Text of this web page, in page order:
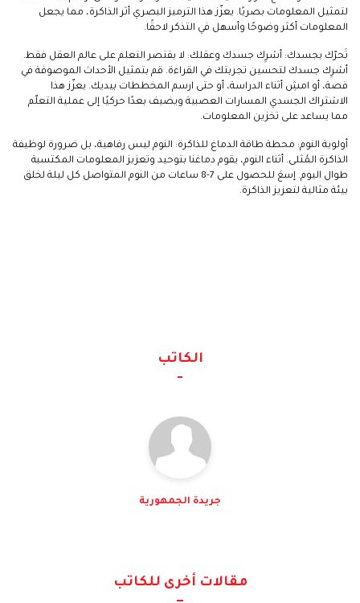
لتمثيل المعلومات بصريًا. يعزّز هذا الترميز البصري أثر الذاكرة، مما يجعل
المعلومات أكثر وضوحًا وأسهل في التذكر لاحقًا.
تَحرّك بجسدك: أشرِك جسدك وعقلك: لا يقتصر التعلم على عالم العقل فقط.
أشرِك جسدك لتحسين تجربتك في القراءة. قم بتمثيل الأحداث الموصوفة في
قصة، أو امشِ أثناء الدراسة، أو حتى ارسم المخططات بيديك. يعزّز هذا
الاشتراك الجسدي المسارات العصبية ويضيف بعدًا حركيًا إلى عملية التعلّم
مما يساعد على تخزين المعلومات.
أولوية النوم: محطة طاقة الدماغ للذاكرة: النوم ليس رفاهية، بل ضرورة لوظيفة
الذاكرة المُثلى. أثناء النوم، يقوم دماغنا بتوحيد وتعزيز المعلومات المكتسبة
طوال اليوم. إسعَ للحصول على 7-8 ساعات من النوم المتواصل كل ليلة لخلق
بيئة مثالية لتعزيز الذاكرة.
الكاتب
جريدة الجمهورية
مقالات أخرى للكاتب